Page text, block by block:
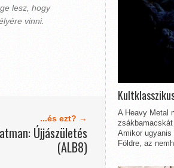
lesz, hogy
vinni.
...és ezt? →
Újjászületés
(ALB8)
A Heavy Metal
Amikor ugyanis
Földre, az